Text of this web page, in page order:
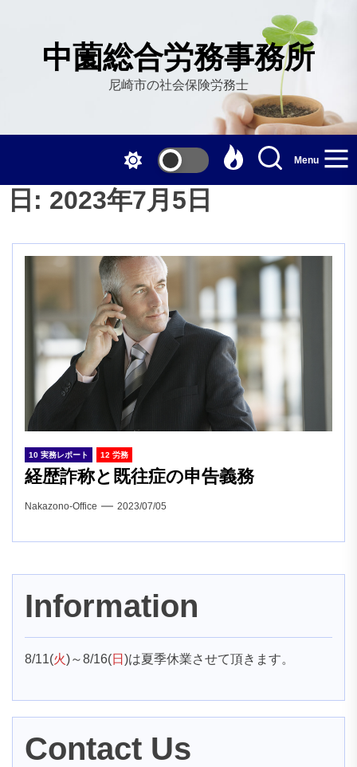
中薗総合労務事務所
尼崎市の社会保険労務士
Menu
日: 2023年7月5日
10 実務レポート 12 労務
経歴詐称と既往症の申告義務
Nakazono-Office 2023/07/05
Information
8/11(火)～8/16(日 )は夏季休業させて頂きます。
Contact Us